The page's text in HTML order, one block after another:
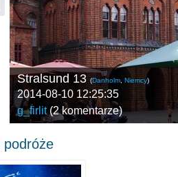
Stralsund 13 (Danholm Niemcy)
2014-08-10 12:25:35
g_firlit(2 komentarze)
podróże